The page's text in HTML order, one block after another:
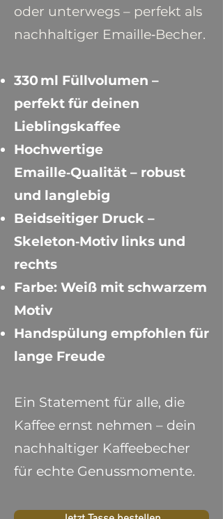
oder unterwegs – perfekt als
nachhaltiger Emaille‑Becher.
330 ml Füllvolumen –
perfekt für deinen
Lieblingskaffee
Hochwertige
Emaille‑Qualität – robust
und langlebig
Beidseitiger Druck –
Skeleton‑Motiv links und
rechts
Farbe: Weiß mit schwarzem
Motiv
Handspülung empfohlen für
lange Freude
Ein Statement für alle, die
Kaffee ernst nehmen – dein
nachhaltiger Kaffeebecher
für echte Genussmomente.